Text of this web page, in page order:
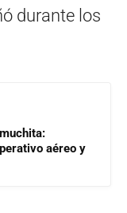
durante los
aéreo y